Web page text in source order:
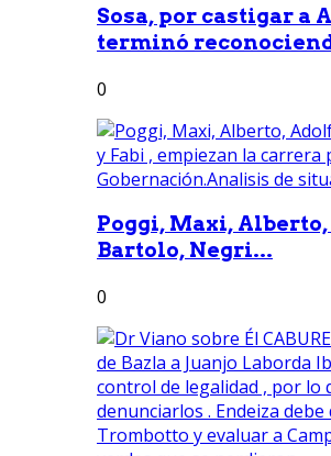
Sosa, por castigar a
terminó
0
Poggi, Maxi,
Bartolo, Negri...
0